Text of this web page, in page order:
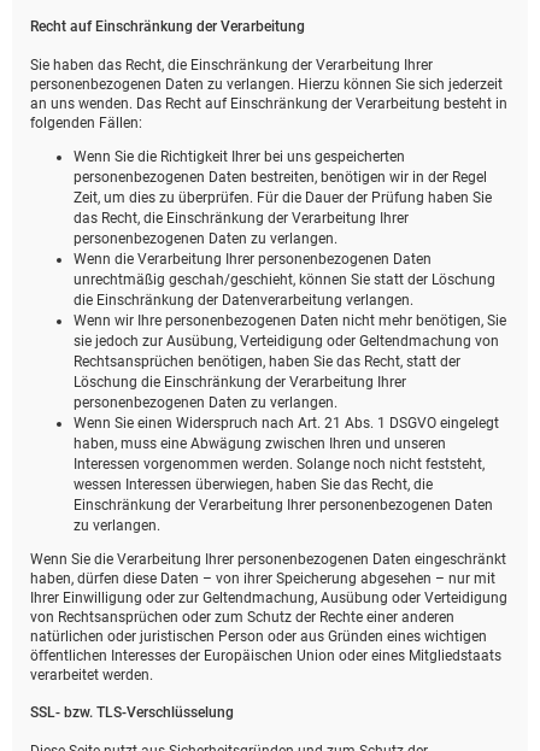
Recht auf Einschränkung der Verarbeitung
Sie haben das Recht, die Einschränkung der Verarbeitung Ihrer
personenbezogenen Daten zu verlangen. Hierzu können Sie sich jederzeit
an uns wenden. Das Recht auf Einschränkung der Verarbeitung besteht in
folgenden Fällen:
Wenn Sie die Richtigkeit Ihrer bei uns gespeicherten
personenbezogenen Daten bestreiten, benötigen wir in der Regel
Zeit, um dies zu überprüfen. Für die Dauer der Prüfung haben Sie
das Recht, die Einschränkung der Verarbeitung Ihrer
personenbezogenen Daten zu verlangen.
Wenn die Verarbeitung Ihrer personenbezogenen Daten
unrechtmäßig geschah/geschieht, können Sie statt der Löschung
die Einschränkung der Datenverarbeitung verlangen.
Wenn wir Ihre personenbezogenen Daten nicht mehr benötigen, Sie
sie jedoch zur Ausübung, Verteidigung oder Geltendmachung von
Rechtsansprüchen benötigen, haben Sie das Recht, statt der
Löschung die Einschränkung der Verarbeitung Ihrer
personenbezogenen Daten zu verlangen.
Wenn Sie einen Widerspruch nach Art. 21 Abs. 1 DSGVO eingelegt
haben, muss eine Abwägung zwischen Ihren und unseren
Interessen vorgenommen werden. Solange noch nicht feststeht,
wessen Interessen überwiegen, haben Sie das Recht, die
Einschränkung der Verarbeitung Ihrer personenbezogenen Daten
zu verlangen.
Wenn Sie die Verarbeitung Ihrer personenbezogenen Daten eingeschränkt
haben, dürfen diese Daten – von ihrer Speicherung abgesehen – nur mit
Ihrer Einwilligung oder zur Geltendmachung, Ausübung oder Verteidigung
von Rechtsansprüchen oder zum Schutz der Rechte einer anderen
natürlichen oder juristischen Person oder aus Gründen eines wichtigen
öffentlichen Interesses der Europäischen Union oder eines Mitgliedstaats
verarbeitet werden.
SSL- bzw. TLS-Verschlüsselung